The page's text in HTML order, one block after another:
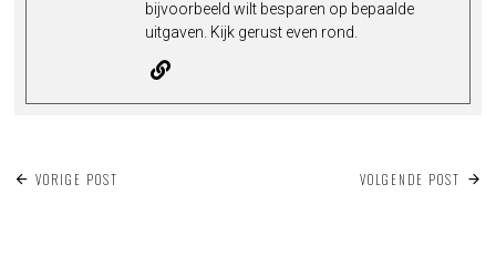
bijvoorbeeld wilt besparen op bepaalde
uitgaven. Kijk gerust even rond.
BERICHT
VORIGE POST VOLGENDE POST